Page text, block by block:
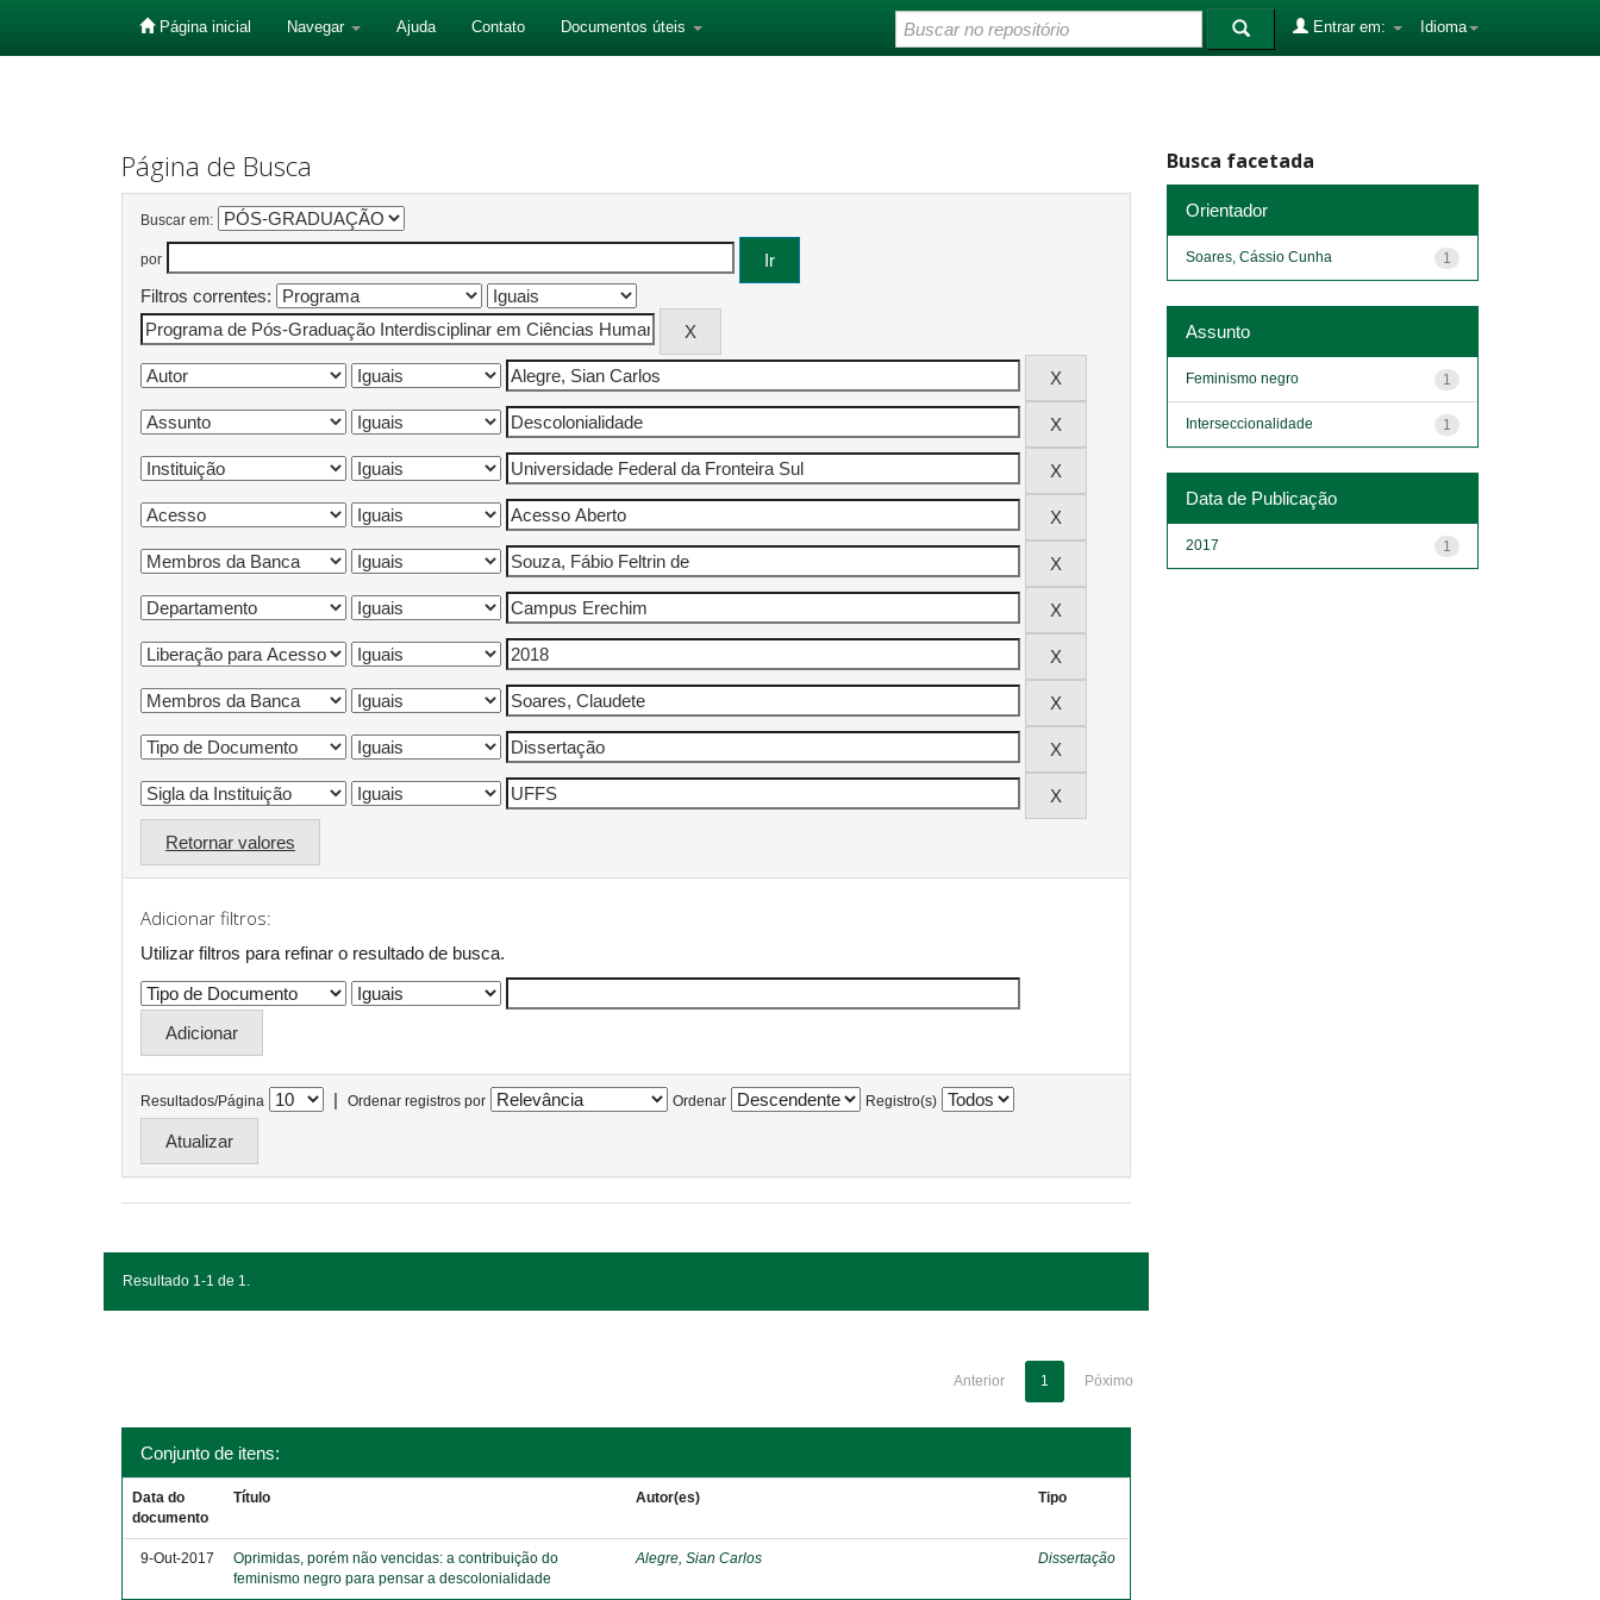
Página inicial Navegar Ajuda Contato Documentos úteis Idioma
Entrar em:
Página de Busca
Buscar em:
por
Filtros correntes:
Retornar valores
Adicionar filtros:
Utilizar filtros para refinar o resultado de busca.
Resultados/Página | Ordenar registros por Ordenar Registro(s)
Resultado 1-1 de 1.
Anterior 1 Póximo
Conjunto de itens:
Data do
documento
Título Autor(es) Tipo
9-Out-2017
Oprimidas, porém não vencidas: a contribuição do
feminismo negro para pensar a descolonialidade
Alegre, Sian Carlos Dissertação
Busca facetada
Orientador
1
Soares, Cássio Cunha
Assunto
1
Feminismo negro
1
Interseccionalidade
Data de Publicação
1
2017